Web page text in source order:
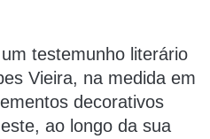
testemunho literário
Vieira, na medida em
decorativos
ao longo da sua